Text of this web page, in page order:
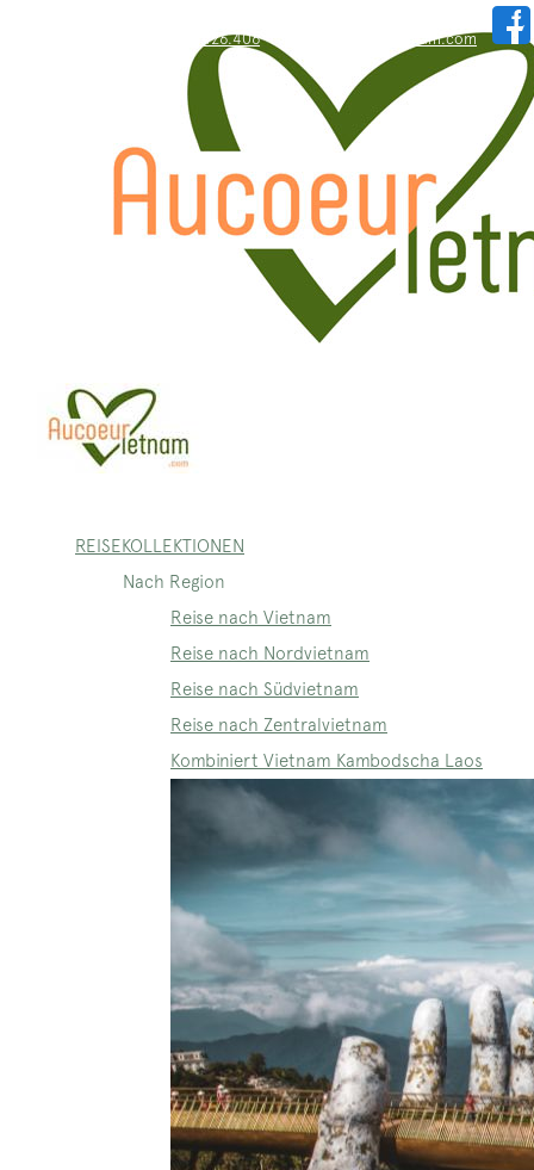
WhatsApp: +84.909.426.406 hallo@aucoeurvietnam.com
REISEKOLLEKTIONEN
Nach Region
Reise nach Vietnam
Reise nach Nordvietnam
Reise nach Südvietnam
Reise nach Zentralvietnam
Kombiniert Vietnam Kambodscha Laos